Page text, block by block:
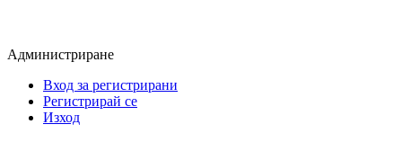
Администриране
Вход за регистрирани
Регистрирай се
Изход